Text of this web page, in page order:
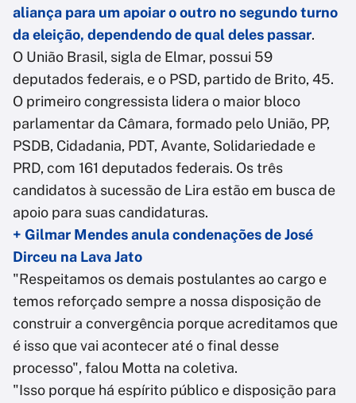
aliança para um apoiar o outro no segundo turno
da eleição, dependendo de qual deles passar.
O União Brasil, sigla de Elmar, possui 59
deputados federais, e o PSD, partido de Brito, 45.
O primeiro congressista lidera o maior bloco
parlamentar da Câmara, formado pelo União, PP,
PSDB, Cidadania, PDT, Avante, Solidariedade e
PRD, com 161 deputados federais. Os três
candidatos à sucessão de Lira estão em busca de
apoio para suas candidaturas.
+ Gilmar Mendes anula condenações de José
Dirceu na Lava Jato
"Respeitamos os demais postulantes ao cargo e
temos reforçado sempre a nossa disposição de
construir a convergência porque acreditamos que
é isso que vai acontecer até o final desse
processo", falou Motta na coletiva.
"Isso porque há espírito público e disposição para